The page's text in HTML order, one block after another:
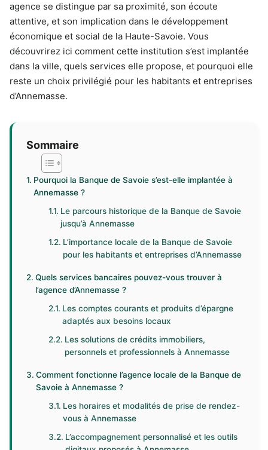
agence se distingue par sa proximité, son écoute
attentive, et son implication dans le développement
économique et social de la Haute-Savoie. Vous
découvrirez ici comment cette institution s’est implantée
dans la ville, quels services elle propose, et pourquoi elle
reste un choix privilégié pour les habitants et entreprises
d’Annemasse.
Sommaire
Pourquoi la Banque de Savoie s’est-elle implantée à
Annemasse ?
Le parcours historique de la Banque de Savoie
jusqu’à Annemasse
L’importance locale de la Banque de Savoie
pour les habitants et entreprises d’Annemasse
Quels services bancaires pouvez-vous trouver à
l’agence d’Annemasse ?
Les comptes courants et produits d’épargne
adaptés aux besoins locaux
Les solutions de crédits immobiliers,
personnels et professionnels à Annemasse
Comment fonctionne l’agence locale de la Banque de
Savoie à Annemasse ?
Les horaires et modalités de prise de rendez-
vous à Annemasse
L’accompagnement personnalisé et les outils